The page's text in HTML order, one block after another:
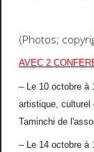
(Photos;
AVEC 2
– Le 10 octobre à
artistique, culturel
Taminchi de
– Le 14 octobre à